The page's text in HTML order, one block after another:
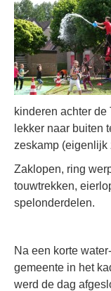
kinderen achter
lekker naar buiten
zeskamp (eigenlijk
Zaklopen, ring
touwtrekken,
spelonderdelen.
Na een korte
gemeente in het
werd de dag